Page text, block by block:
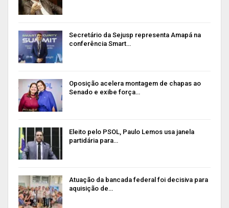
Secretário da Sejusp representa Amapá na
conferência Smart…
Oposição acelera montagem de chapas ao
Senado e exibe força…
Eleito pelo PSOL, Paulo Lemos usa janela
partidária para…
Atuação da bancada federal foi decisiva para
aquisição de…